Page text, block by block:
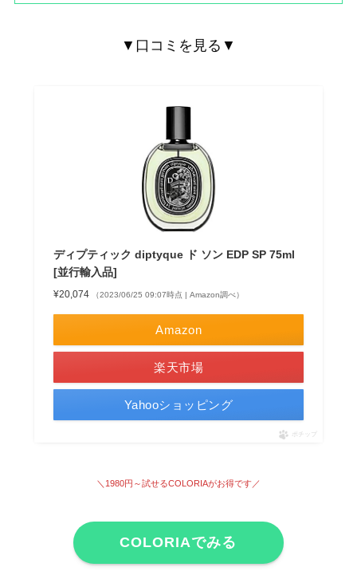
▼口コミを見る▼
ディプティック diptyque ド ソン EDP SP 75ml
[並行輸入品]
¥20,074 （2023/06/25 09:07時点 | Amazon調べ）
Amazon
楽天市場
Yahooショッピング
ポチップ
＼1980円～試せるCOLORIAがお得です ／
COLORIAでみる